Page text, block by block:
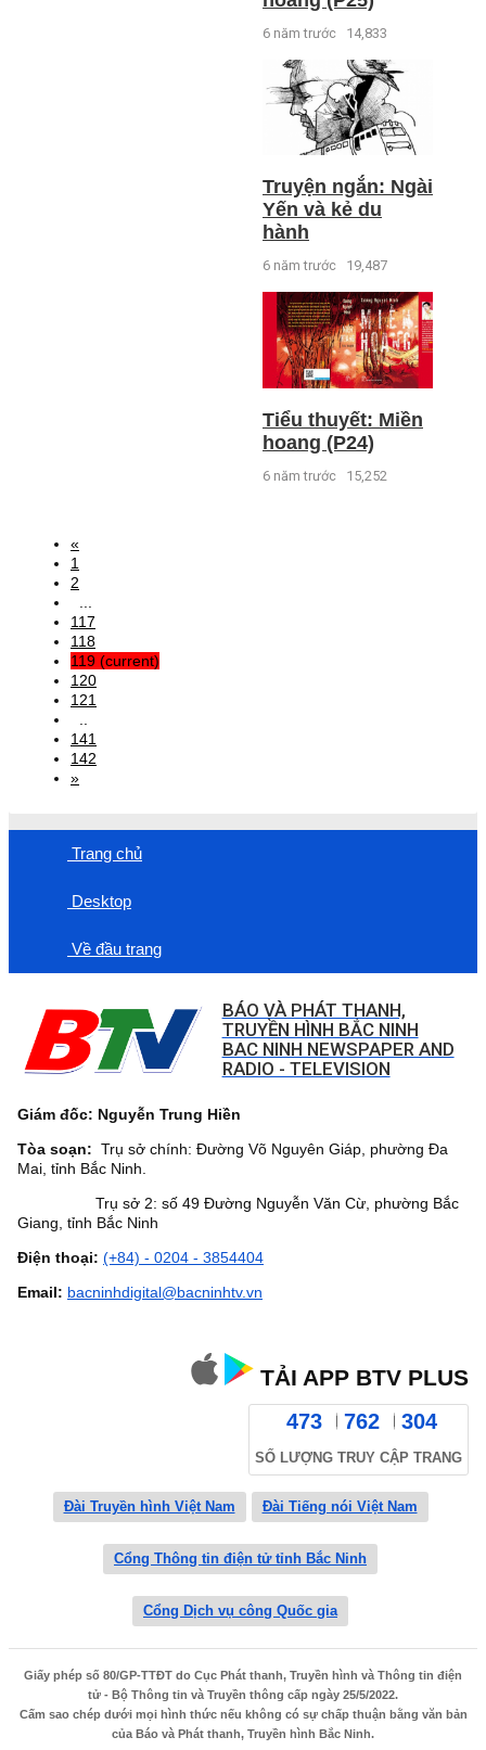
6 năm trước 14,833
Truyện ngắn: Ngài
Yến và kẻ du
hành
6 năm trước 19,487
Tiểu thuyết: Miền
hoang (P24)
6 năm trước 15,252
«
1
2
117
118
119 (current)
120
121
141
142
»
Trang chủ
Desktop
Về đầu trang
BÁO VÀ PHÁT THANH,
TRUYỀN HÌNH BẮC NINH
BAC NINH NEWSPAPER AND
RADIO - TELEVISION
Giám đốc: Nguyễn Trung Hiền
Tòa soạn: Trụ sở chính: Đường Võ Nguyên Giáp, phường Đa
Mai, tỉnh Bắc Ninh.
Trụ sở 2: số 49 Đường Nguyễn Văn Cừ, phường Bắc
Giang, tỉnh Bắc Ninh
Điện thoại: (+84) - 0204 - 3854404
Email: bacninhdigital@bacninhtv.vn
TẢI APP BTV PLUS
473 762 304
SỐ LƯỢNG TRUY CẬP TRANG
Đài Truyền hình Việt Nam Đài Tiếng nói Việt Nam
Cổng Thông tin điện tử tỉnh Bắc Ninh
Cổng Dịch vụ công Quốc gia
Giấy phép số 80/GP-TTĐT do Cục Phát thanh, Truyền hình và Thông tin điện
tử - Bộ Thông tin và Truyền thông cấp ngày 25/5/2022.
Cấm sao chép dưới mọi hình thức nếu không có sự chấp thuận bằng văn bản
của Báo và Phát thanh, Truyền hình Bắc Ninh.